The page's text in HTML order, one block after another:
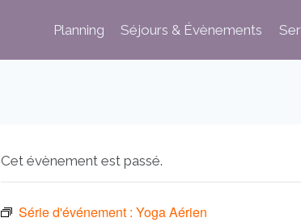
Planning Séjours & Évènements
Cet évènement est passé.
Série d'événement : Yoga Aérien